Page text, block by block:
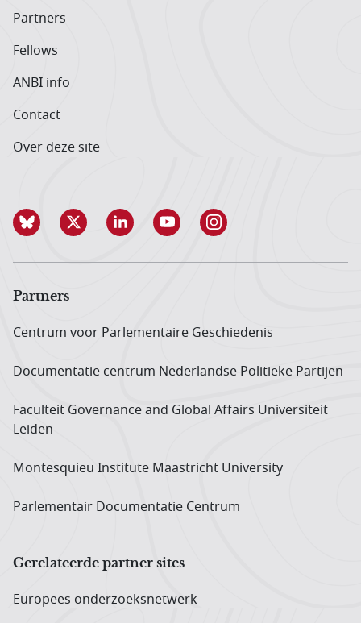
Partners
Fellows
ANBI info
Contact
Over deze site
Partners
Centrum voor Parlementaire Geschiedenis
Documentatie centrum Neder­landse Politieke Partijen
Faculteit Governance and Global Affairs Universiteit
Leiden
Montesquieu Institute Maastricht University
Parlementair Documentatie Centrum
Gerelateerde partner sites
Europees onderzoeks­netwerk